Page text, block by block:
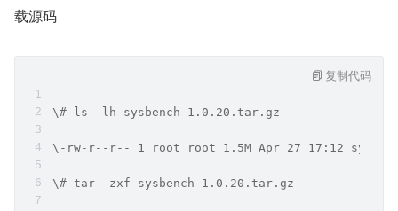
载源码
\# ls -lh sysbench-1.0.20.tar.gz
\-rw-r--r-- 1 root root 1.5M Apr 27 17:12
\# tar -zxf sysbench-1.0.20.tar.gz
复制代码